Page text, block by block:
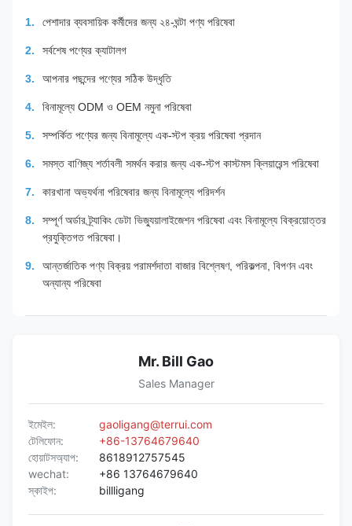
পেশাদার ব্যবসায়িক কর্মীদের জন্য ২৪-ঘন্টা পণ্য পরিষেবা
সর্বশেষ পণ্যের ক্যাটালগ
আপনার পছন্দের পণ্যের সঠিক উদ্ধৃতি
বিনামূল্যে ODM ও OEM নমুনা পরিষেবা
সম্পর্কিত পণ্যের জন্য বিনামূল্যে এক-স্টপ ক্রয় পরিষেবা প্রদান
সমস্ত বাণিজ্য শর্তাবলী সমর্থন করার জন্য এক-স্টপ কাস্টমস ক্লিয়ারেন্স পরিষেবা
কারখানা অভ্যর্থনা পরিষেবার জন্য বিনামূল্যে পরিদর্শন
সম্পূর্ণ অর্ডার ট্র্যাকিং ডেটা ভিজ্যুয়ালাইজেশন পরিষেবা এবং বিনামূল্যে বিক্রয়োত্তর
প্রযুক্তিগত পরিষেবা।
আন্তর্জাতিক পণ্য বিক্রয় পরামর্শদাতা বাজার বিশ্লেষণ, পরিকল্পনা, বিপণন এবং
অন্যান্য পরিষেবা
Mr. Bill Gao
Sales Manager
ইমেইল:
gaoligang@terrui.com
টেলিফোন:
+86-13764679640
হোয়াটসঅ্যাপ:
8618912757545
wechat:
+86 13764679640
স্কাইপ:
billligang